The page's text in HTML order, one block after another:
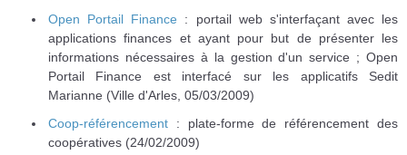
Open Portail Finance : portail web s'interfaçant avec les
applications finances et ayant pour but de présenter les
informations nécessaires à la gestion d'un service ; Open
Portail Finance est interfacé sur les applicatifs Sedit
Marianne (Ville d'Arles, 05/03/2009)
Coop-référencement : plate-forme de référencement des
coopératives (24/02/2009)